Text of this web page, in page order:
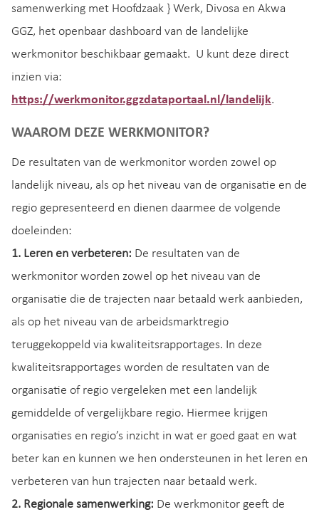
samenwerking met Hoofdzaak } Werk, Divosa en Akwa
GGZ, het openbaar dashboard van de landelijke
werkmonitor beschikbaar gemaakt. U kunt deze direct
inzien via:
https://werkmonitor.ggzdataportaal.nl/landelijk.
WAAROM DEZE WERKMONITOR?
De resultaten van de werkmonitor worden zowel op
landelijk niveau, als op het niveau van de organisatie en de
regio gepresenteerd en dienen daarmee de volgende
doeleinden:
1. Leren en verbeteren: De resultaten van de
werkmonitor worden zowel op het niveau van de
organisatie die de trajecten naar betaald werk aanbieden,
als op het niveau van de arbeidsmarktregio
teruggekoppeld via kwaliteitsrapportages. In deze
kwaliteitsrapportages worden de resultaten van de
organisatie of regio vergeleken met een landelijk
gemiddelde of vergelijkbare regio. Hiermee krijgen
organisaties en regio’s inzicht in wat er goed gaat en wat
beter kan en kunnen we hen ondersteunen in het leren en
verbeteren van hun trajecten naar betaald werk.
2. Regionale samenwerking: De werkmonitor geeft de